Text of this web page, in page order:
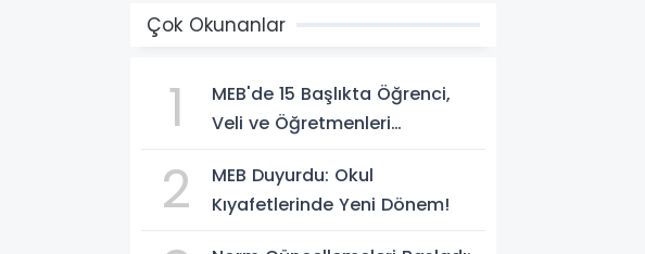
Çok Okunanlar
1
MEB'de 15 Başlıkta Öğrenci,
Veli ve Öğretmenleri
Yenilikler
2
MEB Duyurdu: Okul
Kıyafetlerinde Yeni Dönem!